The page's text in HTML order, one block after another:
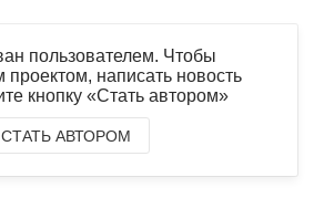
пользователем. Чтобы
проектом, написать новость
кнопку «Стать автором»
СТАТЬ АВТОРОМ